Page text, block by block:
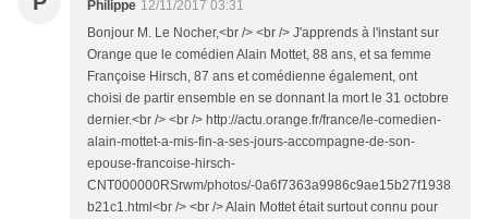
Philippe 12/11/2017 03:31
Bonjour M. Le Nocher,<br /> <br /> J'apprends à l'instant sur
Orange que le comédien Alain Mottet, 88 ans, et sa femme
Françoise Hirsch, 87 ans et comédienne également, ont
choisi de partir ensemble en se donnant la mort le 31 octobre
dernier.<br /> <br /> http://actu.orange.fr/france/le-comedien-
alain-mottet-a-mis-fin-a-ses-jours-accompagne-de-son-
epouse-francoise-hirsch-
CNT000000RSrwm/photos/-0a6f7363a9986c9ae15b27f1938
b21c1.html<br /> <br /> Alain Mottet était surtout connu pour